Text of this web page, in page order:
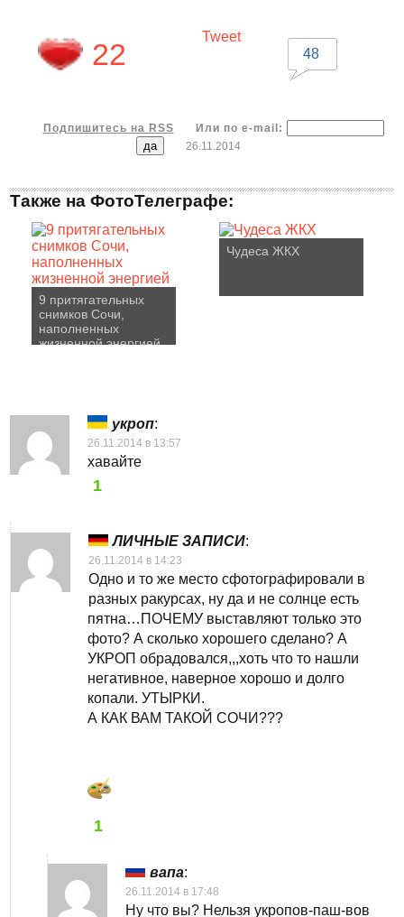
22
Tweet
48
Подпишитесь на RSS
Или по e-mail:
26.11.2014
Также на ФотоТелеграфе:
9 притягательных
снимков Сочи,
наполненных
жизненной энергией
Чудеса ЖКХ
укроп:
26.11.2014 в 13:57
хавайте
1
ЛИЧНЫЕ ЗАПИСИ:
26.11.2014 в 14:23
Одно и то же место сфотографировали в
разных ракурсах, ну да и не солнце есть
пятна…ПОЧЕМУ выставляют только это
фото? А сколько хорошего сделано? А
УКРОП обрадовался,,,хоть что то нашли
негативное, наверное хорошо и долго
копали. УТЫРКИ.
А КАК ВАМ ТАКОЙ СОЧИ???
1
вапа:
26.11.2014 в 17:48
Ну что вы? Нельзя укропов-паш-вов